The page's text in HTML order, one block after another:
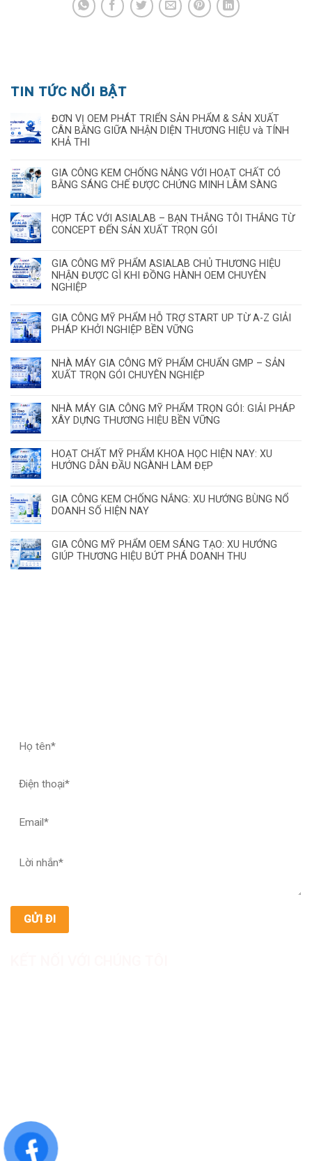
TIN TỨC NỔI BẬT
ĐƠN VỊ OEM PHÁT TRIỂN SẢN PHẨM & SẢN XUẤT
CÂN BẰNG GIỮA NHẬN DIỆN THƯƠNG HIỆU và TÍNH
KHẢ THI
GIA CÔNG KEM CHỐNG NẮNG VỚI HOẠT CHẤT CÓ
BẰNG SÁNG CHẾ ĐƯỢC CHỨNG MINH LÂM SÀNG
HỢP TÁC VỚI ASIALAB – BẠN THẮNG TÔI THẮNG TỪ
CONCEPT ĐẾN SẢN XUẤT TRỌN GÓI
GIA CÔNG MỸ PHẨM ASIALAB CHỦ THƯƠNG HIỆU
NHẬN ĐƯỢC GÌ KHI ĐỒNG HÀNH OEM CHUYÊN
NGHIỆP
GIA CÔNG MỸ PHẨM HỖ TRỢ START UP TỪ A-Z GIẢI
PHÁP KHỞI NGHIỆP BỀN VỮNG
NHÀ MÁY GIA CÔNG MỸ PHẨM CHUẨN GMP – SẢN
XUẤT TRỌN GÓI CHUYÊN NGHIỆP
NHÀ MÁY GIA CÔNG MỸ PHẨM TRỌN GÓI: GIẢI PHÁP
XÂY DỰNG THƯƠNG HIỆU BỀN VỮNG
HOẠT CHẤT MỸ PHẨM KHOA HỌC HIỆN NAY: XU
HƯỚNG DẪN ĐẦU NGÀNH LÀM ĐẸP
GIA CÔNG KEM CHỐNG NẮNG: XU HƯỚNG BÙNG NỔ
DOANH SỐ HIỆN NAY
GIA CÔNG MỸ PHẨM OEM SÁNG TẠO: XU HƯỚNG
GIÚP THƯƠNG HIỆU BỨT PHÁ DOANH THU
Website: https://asialab.com.vn/
Email: giacongasialab@gmail.com